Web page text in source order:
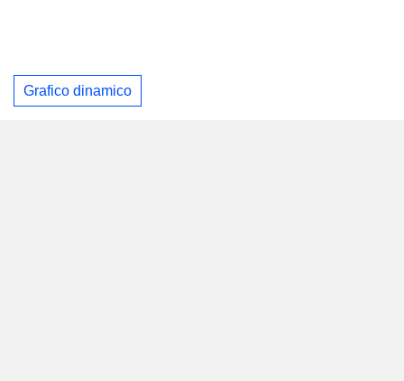
Grafico dinamico